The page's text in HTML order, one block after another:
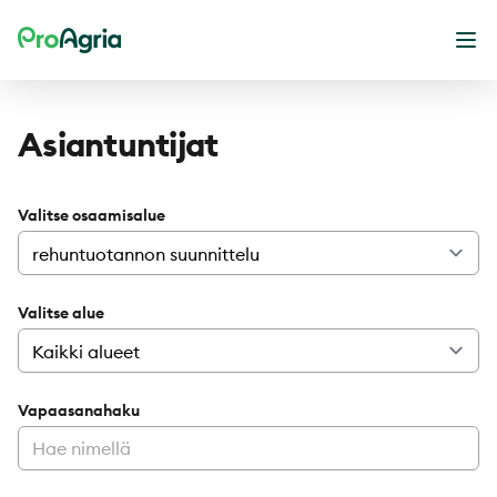
ProAgria
Asiantuntijat
Valitse osaamisalue
Valitse alue
Vapaasanahaku